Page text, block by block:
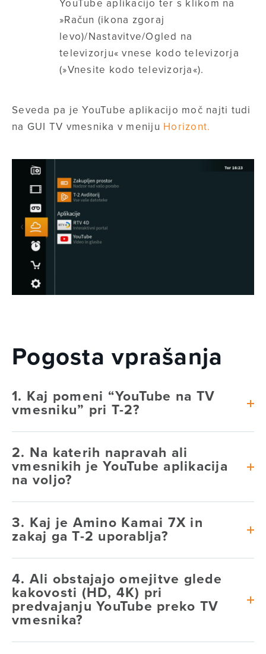
YouTube aplikacijo ter s klikom na
»Račun (ikona zgoraj
levo)/Nastavitve/Ogled na
televizorju« vnese kodo televizorja
(»Vnesite kodo televizorja«).
Seveda pa je YouTube aplikacijo moč najti tudi
na GUI TV vmesnika v meniju Horizont.
Pogosta vprašanja
1. Kaj pomeni “YouTube na TV
vmesniku” pri T-2?
2. Na katerih napravah ali
vmesnikih je YouTube aplikacija
na voljo?
3. Kaj je Amino Kamai 7X in
zakaj ga T-2 uporablja?
4. Ali obstajajo omejitve glede
kakovosti (HD, 4K) pri
predvajanju YouTube preko TV
vmesnika?